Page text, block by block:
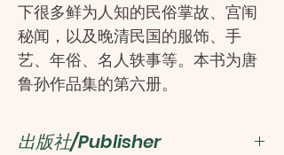
下很多鲜为人知的民俗掌故、宫闱
秘闻，以及晚清民国的服饰、手
艺、年俗、名人轶事等。本书为唐
鲁孙作品集的第六册。
出版社/Publisher